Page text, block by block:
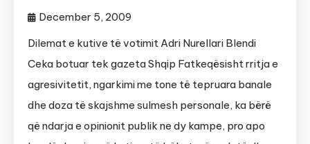
December 5, 2009
Dilemat e kutive të votimit Adri Nurellari Blendi
Ceka botuar tek gazeta Shqip Fatkeqësisht rritja e
agresivitetit, ngarkimi me tone të tepruara banale
dhe doza të skajshme sulmesh personale, ka bërë
që ndarja e opinionit publik ne dy kampe, pro apo